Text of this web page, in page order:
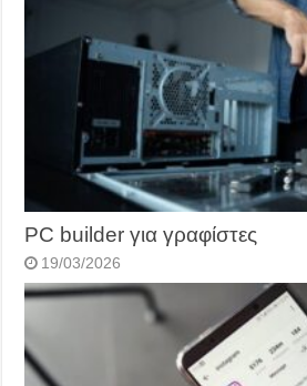
PC builder για γραφίστες
19/03/2026